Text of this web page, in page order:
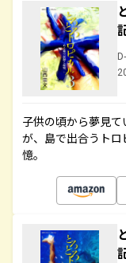
子供の頃から夢見
が、島で出合うト
憶。